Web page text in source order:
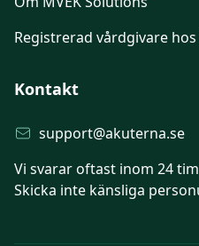
Registrerad vårdgivare hos
Kontakt
support@akuterna.se
Vi svarar oftast inom 24
Skicka inte känsliga